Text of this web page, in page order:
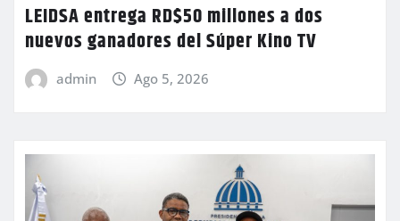
LEIDSA entrega RD$50 millones a dos
nuevos ganadores del Súper Kino TV
admin Ago 5, 2026